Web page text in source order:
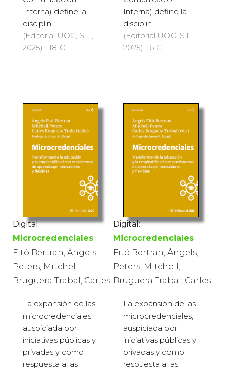
Interna) define la
disciplin...
(Editorial UOC, S.L.,
2025) · 18 €
Interna) define la
disciplin...
(Editorial UOC, S.L.,
2025) · 6 €
Digital:
Microcredenciales
Fitó Bertran, Àngels;
Peters, Mitchell;
Bruguera Trabal, Carles
La expansión de las
microcredenciales,
auspiciada por
iniciativas públicas y
privadas y como
respuesta a las
Digital:
Microcredenciales
Fitó Bertran, Àngels;
Peters, Mitchell;
Bruguera Trabal, Carles
La expansión de las
microcredenciales,
auspiciada por
iniciativas públicas y
privadas y como
respuesta a las